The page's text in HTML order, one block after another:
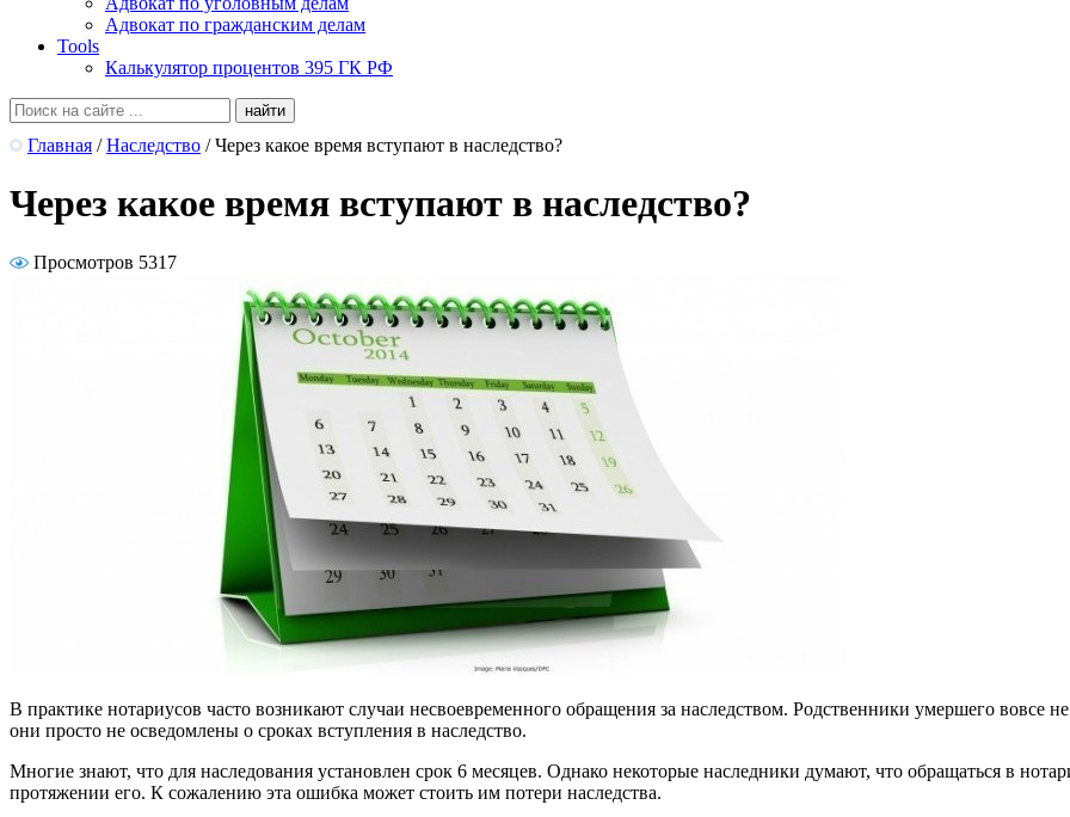
Адвокат по гражданским делам
Tools
Калькулятор процентов 395 ГК РФ
Главная / Наследство / Через какое время вступают в наследство?
Через какое время вступают в наследство?
Просмотров 5317
В практике нотариусов часто возникают случаи несвоевременного обращения за наследством. Родственники умершего вовсе
они просто не осведомлены о сроках вступления в наследство.
Многие знают, что для наследования установлен срок 6 месяцев. Однако некоторые наследники думают, что обращаться в
протяжении его. К сожалению эта ошибка может стоить им потери наследства.